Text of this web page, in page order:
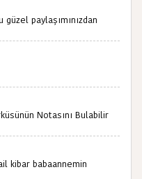
paylaşımınızdan
Notasını Bulabilir
kibar babaannemin